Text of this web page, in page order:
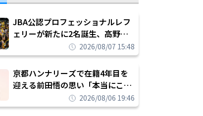
JBA公認プロフェッショナルレフ
ェリーが新たに2名誕生、高野晃
平は16年間続けた会社員生活に別
れを告げてプロ転向を決断
2026/08/07 15:48
京都ハンナリーズで在籍4年目を
迎える前田悟の思い「本当にこの
チームで勝ちたい、負けたまま舐
められたまま終わりたくない」
2026/08/06 19:46